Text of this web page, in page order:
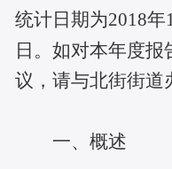
统计日期为2018
日。如对本年度
议，请与北街街道
一、概述